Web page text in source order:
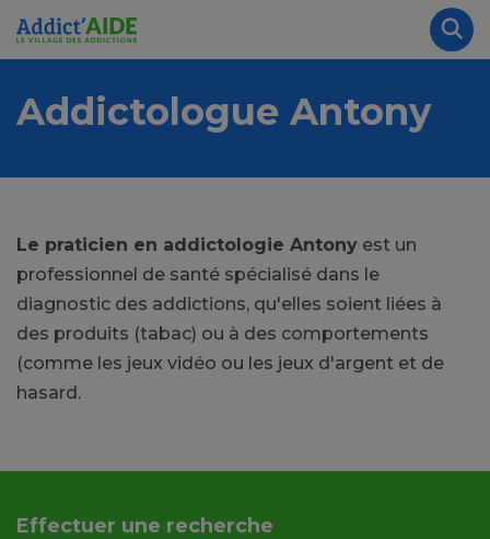
Aller au contenu principal
Addictologue Antony
Le praticien en addictologie Antony est un
professionnel de santé spécialisé dans le
diagnostic des addictions, qu'elles soient liées à
des produits (tabac) ou à des comportements
(comme les jeux vidéo ou les jeux d'argent et de
hasard.
Effectuer une recherche
Panneau de gestion des cookies